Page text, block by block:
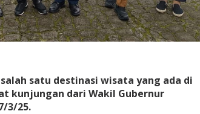
satu destinasi wisata yang ada di
kunjungan dari Wakil Gubernur
3/25.